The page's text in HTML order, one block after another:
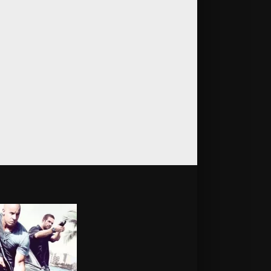
Гран туризмо
2023